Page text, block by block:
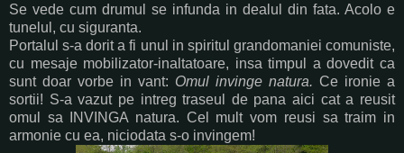
Se vede cum drumul se infunda in dealul din fata. Acolo e
tunelul, cu siguranta.
Portalul s-a dorit a fi unul in spiritul grandomaniei comuniste,
cu mesaje mobilizator-inaltatoare, insa timpul a dovedit ca
sunt doar vorbe in vant: Omul invinge natura. Ce ironie a
sortii! S-a vazut pe intreg traseul de pana aici cat a reusit
omul sa INVINGA natura. Cel mult vom reusi sa traim in
armonie cu ea, niciodata s-o invingem!